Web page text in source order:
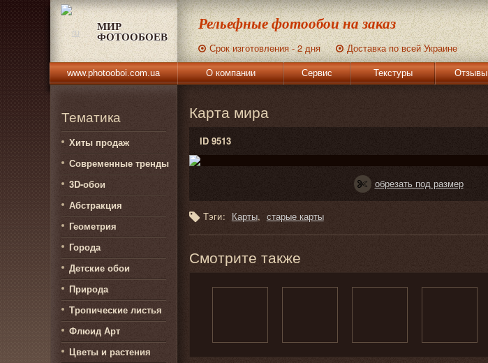
МИР
ФОТООБОЕВ
Рельефные фотообои на заказ
Срок изготовления - 2 дня Доставка по всей Украине
www.photooboi.com.ua О компании Сервис Текстуры Отзывы
Тематика
Хиты продаж
Современные тренды
3D-обои
Абстракция
Геометрия
Города
Детские обои
Природа
Тропические листья
Флюид Арт
Цветы и растения
Карта мира
ID 9513
обрезать под размер
Тэги: Карты старые карты
Смотрите также